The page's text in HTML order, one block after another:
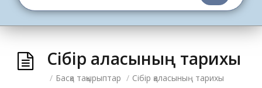
Сібір қаласының тарихы
/ Басқа тақырыптар / Сібір қаласының тарихы